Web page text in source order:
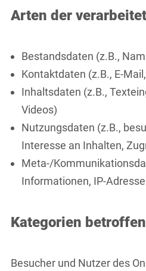
Arten der
Bestandsdaten (z.B.,
Kontaktdaten (z.B., E-
Inhaltsdaten (z.B.,
Videos)
Nutzungsdaten (z.B.,
Interesse an Inhalten,
Meta-/
Informationen, IP-
Kategorien
Besucher und Nutzer des